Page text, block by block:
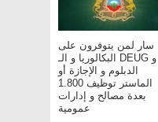
سار لمن يتوفرون على
البكالوريا و الـ DEUG و
الدبلوم و الإجازة أو
الماستر توظيف 1.800
بعدة مصالح و إدارات
عمومية